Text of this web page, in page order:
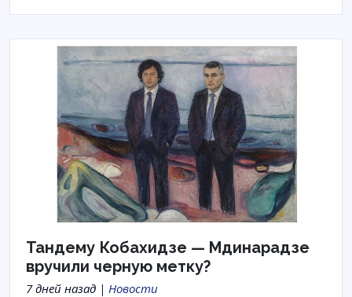
Тандему Кобахидзе — Мдинарадзе
вручили черную метку?
7 дней назад | Новости